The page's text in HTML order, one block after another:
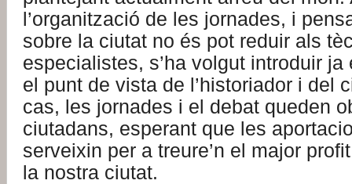
l’organització de les jornades, i
sobre la ciutat no és pot reduir als
especialistes, s’ha volgut introduir
el punt de vista de l’historiador i del
cas, les jornades i el debat queden
ciutadans, esperant que les
serveixin per a treure’n el major
la nostra ciutat.